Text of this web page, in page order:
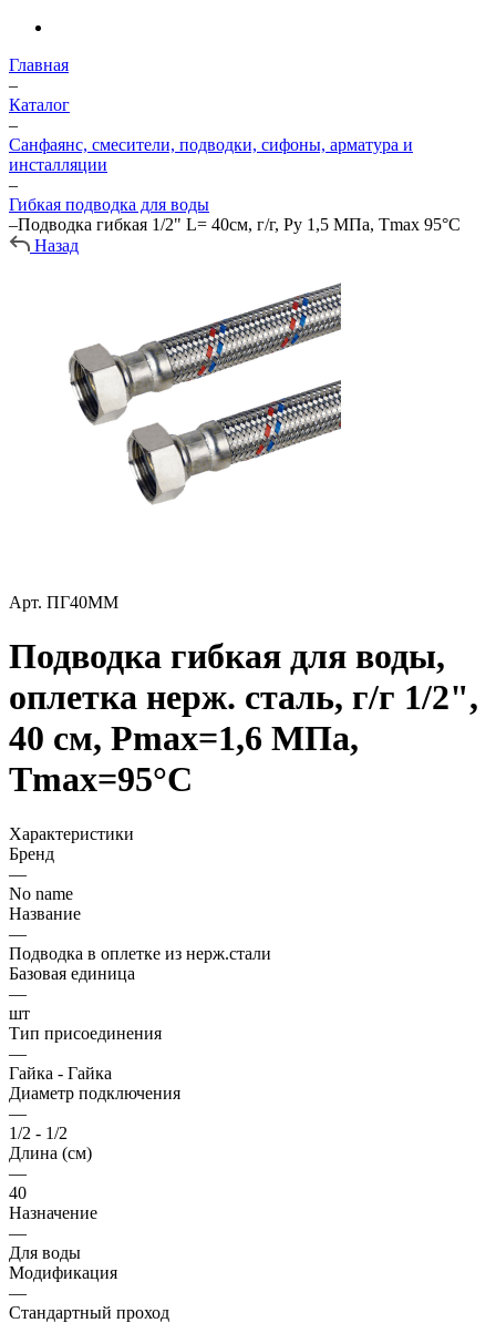
Главная
–
Каталог
–
Санфаянс, смесители, подводки, сифоны, арматура и
инсталляции
–
Гибкая подводка для воды
–Подводка гибкая 1/2" L= 40см, г/г, Ру 1,5 МПа, Тmax 95°С
Назад
Арт. ПГ40ММ
Подводка гибкая для воды,
оплетка нерж. cталь, г/г 1/2",
40 см, Pmax=1,6 МПа,
Tmax=95°С
Характеристики
Бренд
—
No name
Название
—
Подводка в оплетке из нерж.стали
Базовая единица
—
шт
Тип присоединения
—
Гайка - Гайка
Диаметр подключения
—
1/2 - 1/2
Длина (см)
—
40
Назначение
—
Для воды
Модификация
—
Стандартный проход